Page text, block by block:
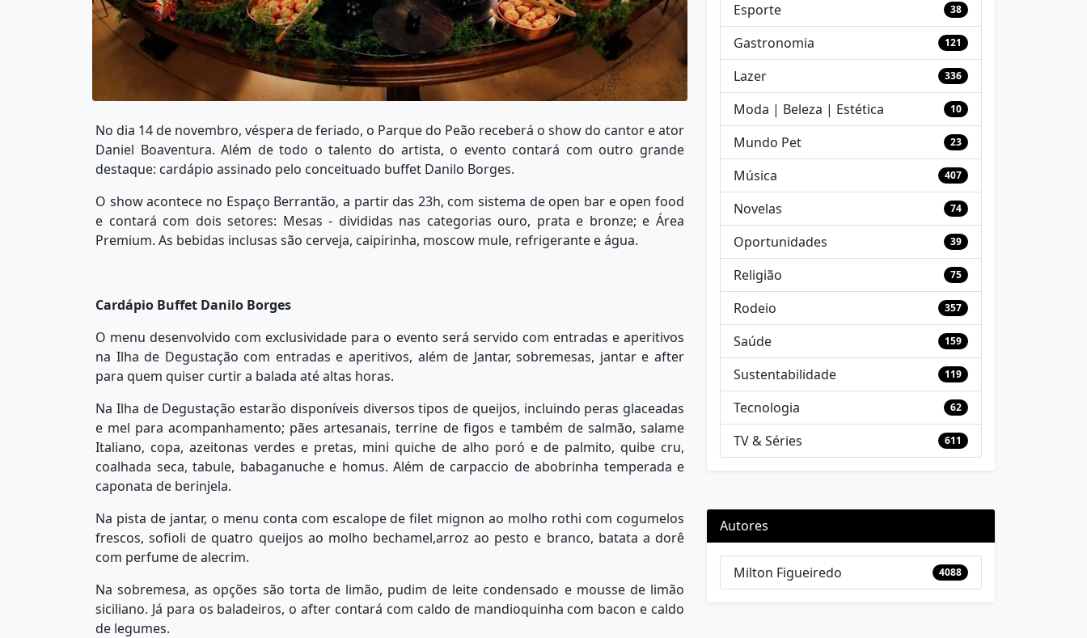
No dia 14 de novembro, véspera de feriado, o Parque do Peão receberá o show do cantor e ator
Daniel Boaventura. Além de todo o talento do artista, o evento contará com outro grande
destaque: cardápio assinado pelo conceituado buffet Danilo Borges.
O show acontece no Espaço Berrantão, a partir das 23h, com sistema de open bar e open food
e contará com dois setores: Mesas - divididas nas categorias ouro, prata e bronze; e Área
Premium. As bebidas inclusas são cerveja, caipirinha, moscow mule, refrigerante e água.
Cardápio Buffet Danilo Borges
O menu desenvolvido com exclusividade para o evento será servido com entradas e aperitivos
na Ilha de Degustação com entradas e aperitivos, além de Jantar, sobremesas, jantar e after
para quem quiser curtir a balada até altas horas.
Na Ilha de Degustação estarão disponíveis diversos tipos de queijos, incluindo peras glaceadas
e mel para acompanhamento; pães artesanais, terrine de figos e também de salmão, salame
Italiano, copa, azeitonas verdes e pretas, mini quiche de alho poró e de palmito, quibe cru,
coalhada seca, tabule, babaganuche e homus. Além de carpaccio de abobrinha temperada e
caponata de berinjela.
Na pista de jantar, o menu conta com escalope de filet mignon ao molho rothi com cogumelos
frescos, sofioli de quatro queijos ao molho bechamel,arroz ao pesto e branco, batata a dorê
com perfume de alecrim.
Na sobremesa, as opções são torta de limão, pudim de leite condensado e mousse de limão
siciliano. Já para os baladeiros, o after contará com caldo de mandioquinha com bacon e caldo
de legumes.
Esporte 38
Gastronomia 121
Lazer 336
Moda | Beleza | Estética 10
Mundo Pet 23
Música 407
Novelas 74
Oportunidades 39
Religião 75
Rodeio 357
Saúde 159
Sustentabilidade 119
Tecnologia 62
TV & Séries 611
Autores
Milton Figueiredo 4088